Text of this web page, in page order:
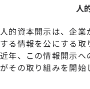
人
人的資本開示は、企
する情報を公にする取
近年、この情報開示へ
がその取り組みを開始